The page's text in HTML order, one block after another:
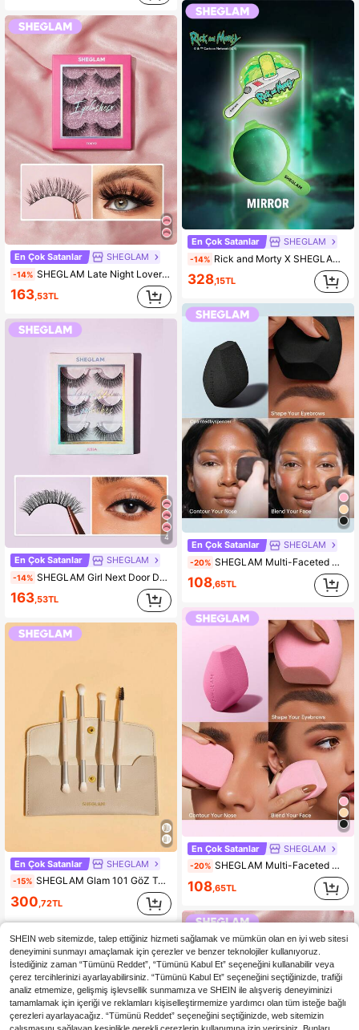
En Çok Satanlar SHEGLAM
-14% SHEGLAM Late Night Lover Tam Hacimli Takma Kirpik-Tokyo KadıNlar Ve KıZlar IçIn Marka GüZellik Kozmetik Makyaj
163,53TL
4
En Çok Satanlar SHEGLAM
-14% SHEGLAM Girl Next Door DoğAl Takma Kirpik-Jessa KadıNlar Ve KıZlar IçIn Marka GüZellik Kozmetik Makyaj
163,53TL
En Çok Satanlar SHEGLAM
-15% SHEGLAM Glam 101 GöZ Temel FıRçA Seti ÇAntalı KadıNlar Ve KıZlar IçIn Marka GüZellik Kozmetik Makyaj
300 ,72TL
En Çok Satanlar SHEGLAM
-14% Rick and Morty X SHEGLAM El Aynası KadıNlar Ve KıZlar IçIn Marka GüZellik Kozmetik Makyaj
328,15TL
En Çok Satanlar SHEGLAM
-20% SHEGLAM Multi-Faceted Makyaj SüNgeri-Black KadıNlar Ve KıZlar IçIn Marka GüZellik Kozmetik Makyaj
108,65TL
En Çok Satanlar SHEGLAM
-20% SHEGLAM Multi-Faceted Makyaj SüNgeri-Pink KadıNlar Ve KıZlar IçIn Marka GüZellik Kozmetik Makyaj
108 ,65TL
SHEIN web sitemizde, talep ettiğiniz hizmeti sağlamak ve mümkün olan en iyi web sitesi
deneyimini sunmayı amaçlamak için çerezler ve benzer teknolojiler kullanıyoruz.
İstediğiniz zaman “Tümünü Reddet”, “Tümünü Kabul Et” seçeneğini kullanabilir veya
çerez tercihlerinizi ayarlayabilirsiniz. “Tümünü Kabul Et” seçeneğini seçtiğinizde, trafiği
analiz etmemize, gelişmiş işlevsellik sunmamıza ve SHEIN ile alışveriş deneyiminizi
tamamlamak için içeriği ve reklamları kişiselleştirmemize yardımcı olan tüm isteğe bağlı
çerezleri ayarlayacağız. “Tümünü Reddet” seçeneğini seçtiğinizde, web sitemizin